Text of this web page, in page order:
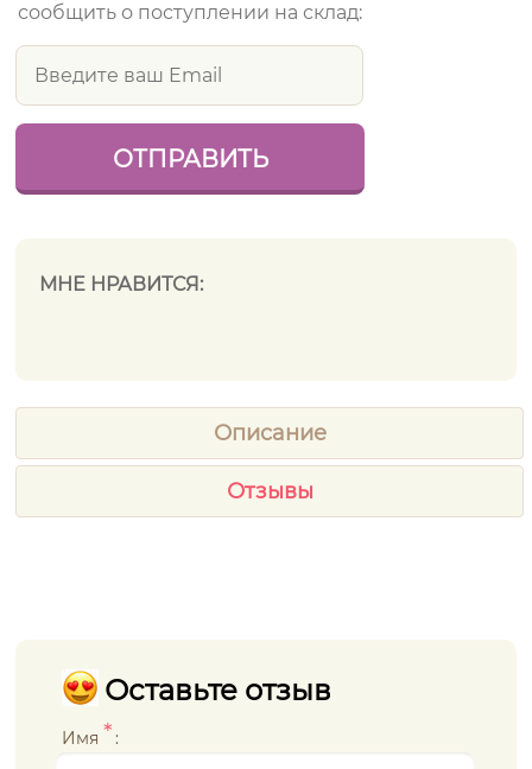
сообщить о поступлении на склад:
МНЕ НРАВИТСЯ:
Описание
Отзывы
Оставьте отзыв
Имя * :